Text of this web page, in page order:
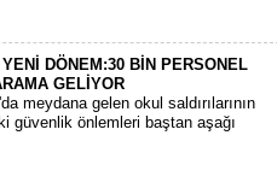
DÖNEM:30 BİN PERSONEL
GELİYOR
meydana gelen okul saldırılarının
güvenlik önlemleri baştan aşağı